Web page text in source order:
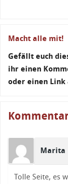
Macht alle mit!
Gefällt euch
ihr einen
oder einen Link
Marita
Tolle Seite, es